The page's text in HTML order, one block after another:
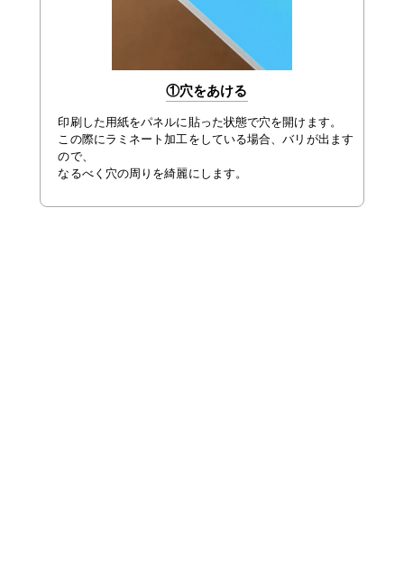
①穴をあける
印刷した用紙をパネルに貼った状態で穴を開けます。
この際にラミネート加工をしている場合、バリが出ます
ので、
なるべく穴の周りを綺麗にします。